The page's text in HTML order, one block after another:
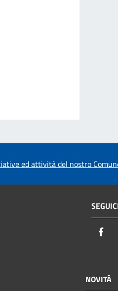
ed attività del nostro
NOVITÀ